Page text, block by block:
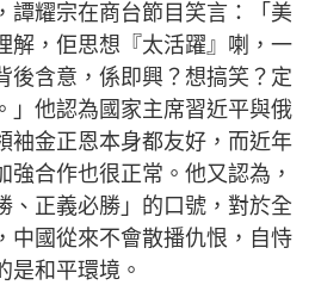
譚耀宗在商台節目笑言：「美
解，佢思想『太活躍』喇，一
後含意，係即興？想搞笑？定
」他認為國家主席習近平與俄
袖金正恩本身都友好，而近年
強合作也很正常。他又認為，
、正義必勝」的口號，對於全
中國從來不會散播仇恨，自恃
是和平環境。